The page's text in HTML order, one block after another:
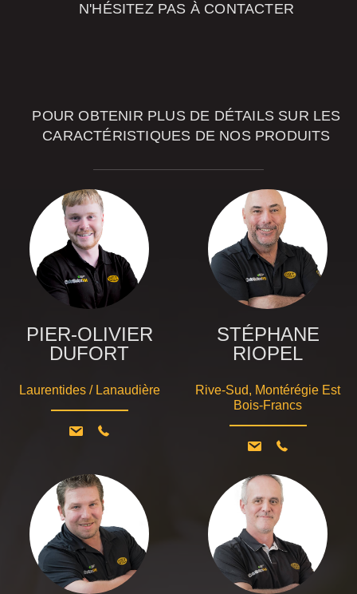
N'HÉSITEZ PAS À CONTACTER
POUR OBTENIR PLUS DE DÉTAILS SUR LES
CARACTÉRISTIQUES DE NOS PRODUITS
PIER-OLIVIER
DUFORT
Laurentides / Lanaudière
STÉPHANE
RIOPEL
Rive-Sud, Montérégie Est
Bois-Francs